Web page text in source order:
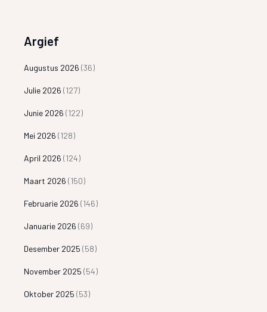
Argief
Augustus 2026 (36)
Julie 2026 (127)
Junie 2026 (122)
Mei 2026 (128)
April 2026 (124)
Maart 2026 (150)
Februarie 2026 (146)
Januarie 2026 (69)
Desember 2025 (58)
November 2025 (54)
Oktober 2025 (53)